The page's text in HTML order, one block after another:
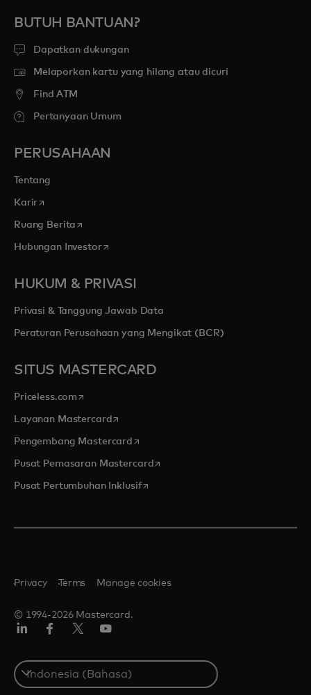
BUTUH BANTUAN?
Dapatkan dukungan
Melaporkan kartu yang hilang atau dicuri
Find ATM
Pertanyaan Umum
PERUSAHAAN
Tentang
Kariropens in a new tab
Ruang Berita opens in a new tab
Hubungan Investoropens in a new tab
HUKUM & PRIVASI
Privasi & Tanggung Jawab Data
Peraturan Perusahaan yang Mengikat (BCR)
SITUS MASTERCARD
Priceless.com opens in a new tab
Layanan Mastercardopens in a new tab
Pengembang Mastercard opens in a new tab
Pusat Pemasaran Mastercardopens in a new tab
Pusat Pertumbuhan Inklusifopens in a new tab
© 1994-2026 Mastercard.
Privacy Terms Manage cookies
Select
a
country